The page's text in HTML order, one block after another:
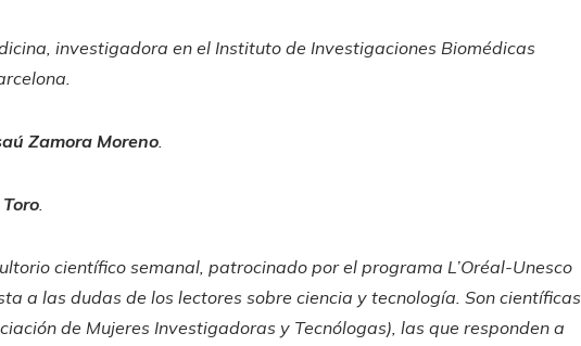
investigadora en el Instituto de Investigaciones Biomédicas
Zamora Moreno.
.
científico semanal, patrocinado por el programa L’Oréal-Unesco
a las dudas de los lectores sobre ciencia y tecnología. Son científicas
de Mujeres Investigadoras y Tecnólogas), las que responden a